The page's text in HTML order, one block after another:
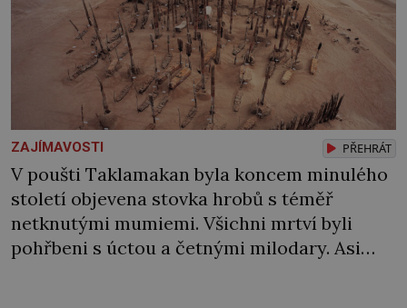
ZAJÍMAVOSTI PŘEHRÁT
V poušti Taklamakan byla koncem minulého
století objevena stovka hrobů s téměř
netknutými mumiemi. Všichni mrtví byli
pohřbeni s úctou a četnými milodary. Asi